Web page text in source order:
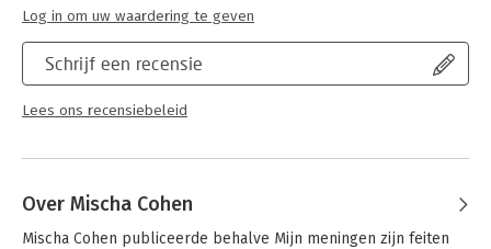
fotoshoots. Samen selecteerden ze foto’s uit zijn oeuvre en
ontmoetingen in een steriele ziekenhuiskamer.
Schrijf een recensie
Lees ons recensiebeleid
Log in om uw waardering te geven
Over Mischa Cohen
Mischa Cohen publiceerde behalve Mijn meningen zijn feiten